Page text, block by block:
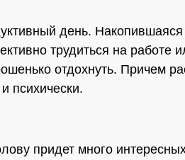
день. Накопившаяся
трудиться на работе
отдохнуть. Причем
психически.
придет много